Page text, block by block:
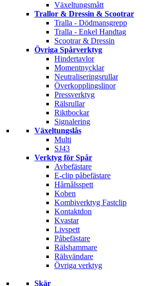
Växeltungsmått
Trallor & Dressin & Scootrar
Tralla - Dödmansgrepp
Tralla - Enkel Handtag
Scootrar & Dressin
Övriga Spårverktyg
Hindertavlor
Momentnycklar
Neutraliseringsrullar
Överkopplingslinor
Pressverktyg
Rälsrullar
Riktbockar
Signalering
Växeltungslås
Multi
SJ43
Verktyg för Spår
Avbefästare
E-clip påbefästare
Hårnålsspett
Koben
Kombiverktyg Fastclip
Kontaktdon
Kvastar
Livspett
Påbefästare
Rälshammare
Rälsvändare
Övriga verktyg
Skär